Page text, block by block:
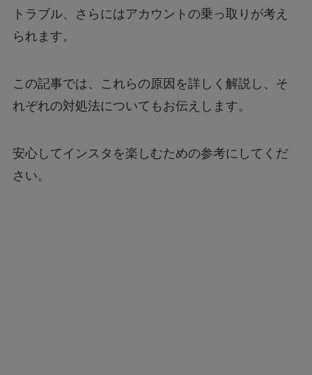
トラブル、さらにはアカウントの乗っ取りが考え
られます。
この記事では、これらの原因を詳しく解説し、そ
れぞれの対処法についてもお伝えします。
安心してインスタを楽しむための参考にしてくだ
さい。